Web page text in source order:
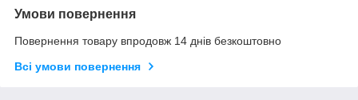
Умови повернення
Повернення товару впродовж 14 днів безкоштовно
Всі умови повернення